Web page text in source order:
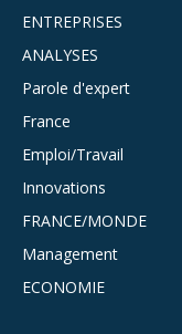
ENTREPRISES
ANALYSES
Parole d'expert
France
Emploi/Travail
Innovations
FRANCE/MONDE
Management
ECONOMIE